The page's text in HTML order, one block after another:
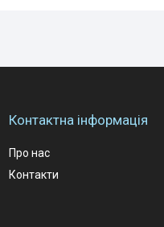
Контактна інформація
Про нас
Контакти